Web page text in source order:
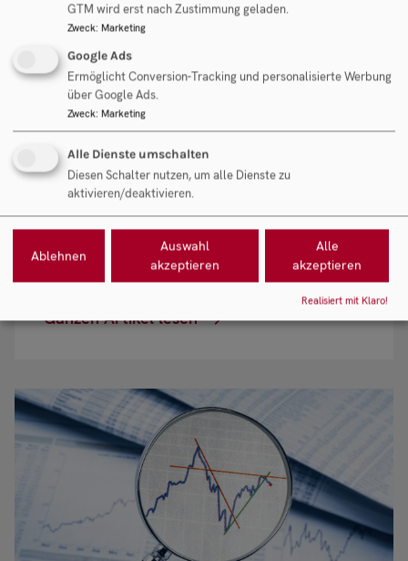
Diese Steuern müssen Sie beim
Unternehmensverkauf in Österreich
berücksichtigen
Steuern spielen auch in der
Unternehmensnachfolge-Beratung und beim
Unternehmensverkauf bzw. dessen Gestaltung
eine gravierende Rolle. Die Deal-Gestaltung
sollte immer vorab dahingehend geprüft
werden.
Ganzen Artikel lesen
GTM wird erst nach Zustimmung geladen.
Zweck: Marketing
Google Ads
Ermöglicht Conversion-Tracking und personalisierte Werbung
über Google Ads.
Zweck: Marketing
Alle Dienste umschalten
Diesen Schalter nutzen, um alle Dienste zu
aktivieren/deaktivieren.
Ablehnen
Auswahl
akzeptieren
Alle
akzeptieren
Realisiert mit Klaro!